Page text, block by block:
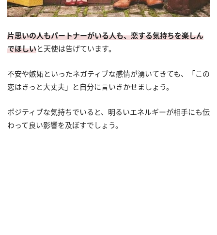
片思いの人もパートナーがいる人も、恋する気持ちを楽しん
でほしいと天使は告げています。
不安や嫉妬といったネガティブな感情が湧いてきても、「この
恋はきっと大丈夫」と自分に言いきかせましょう。
ポジティブな気持ちでいると、明るいエネルギーが相手にも伝
わって良い影響を及ぼすでしょう。